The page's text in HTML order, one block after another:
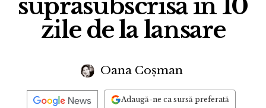
suprasubscrisă în 10
zile de la lansare
Oana Coșman
Adaugă-ne ca sursă preferată